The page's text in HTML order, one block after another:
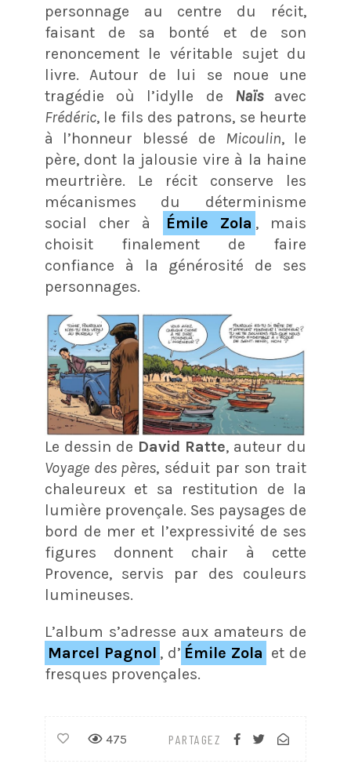
personnage au centre du récit,
faisant de sa bonté et de son
renoncement le véritable sujet du
livre. Autour de lui se noue une
tragédie où l’idylle de Naïs avec
Frédéric, le fils des patrons, se heurte
à l’honneur blessé de Micoulin, le
père, dont la jalousie vire à la haine
meurtrière. Le récit conserve les
mécanismes du déterminisme
social cher à
Émile Zola , mais
choisit finalement de faire
confiance à la générosité de ses
personnages.
Le dessin de David Ratte, auteur du
Voyage des pères, séduit par son trait
chaleureux et sa restitution de la
lumière provençale. Ses paysages de
bord de mer et l’expressivité de ses
figures donnent chair à cette
Provence, servis par des couleurs
lumineuses.
L’album s’adresse aux amateurs de
Marcel Pagnol , d’ Émile Zola et de
fresques provençales.
PARTAGEZ
475